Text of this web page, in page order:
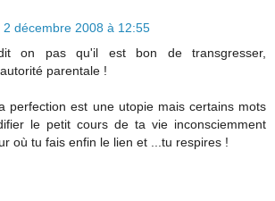
2 décembre 2008 à 12:55
on pas qu'il est bon de transgresser,
parentale !
perfection est une utopie mais certains mots
le petit cours de ta vie inconsciemment
où tu fais enfin le lien et ...tu respires !